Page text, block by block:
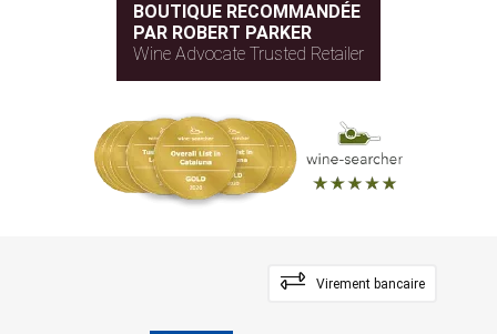
BOUTIQUE RECOMMANDÉE
PAR ROBERT PARKER
Wine Advocate Trusted Retailer
Virement bancaire